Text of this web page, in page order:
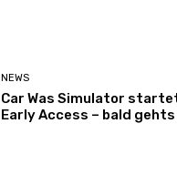
NEWS
Car Was Simulator
Early Access – bald gehts